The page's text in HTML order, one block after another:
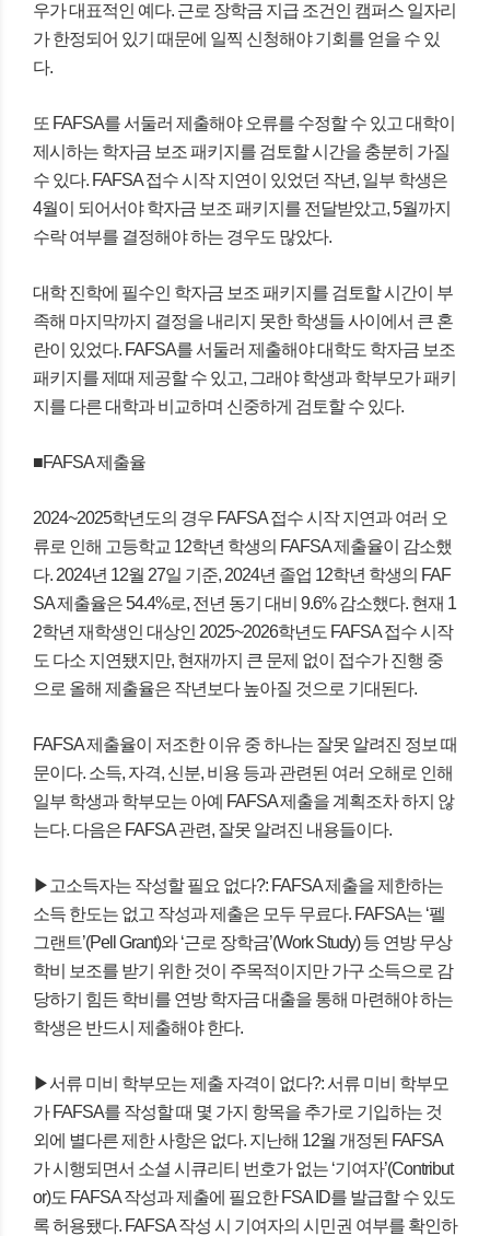
우가 대표적인 예다. 근로 장학금 지급 조건인 캠퍼스 일자리
가 한정되어 있기 때문에 일찍 신청해야 기회를 얻을 수 있
다.
또 FAFSA를 서둘러 제출해야 오류를 수정할 수 있고 대학이
제시하는 학자금 보조 패키지를 검토할 시간을 충분히 가질
수 있다. FAFSA 접수 시작 지연이 있었던 작년, 일부 학생은
4월이 되어서야 학자금 보조 패키지를 전달받았고, 5월까지
수락 여부를 결정해야 하는 경우도 많았다.
대학 진학에 필수인 학자금 보조 패키지를 검토할 시간이 부
족해 마지막까지 결정을 내리지 못한 학생들 사이에서 큰 혼
란이 있었다. FAFSA를 서둘러 제출해야 대학도 학자금 보조
패키지를 제때 제공할 수 있고, 그래야 학생과 학부모가 패키
지를 다른 대학과 비교하며 신중하게 검토할 수 있다.
■FAFSA 제출율
2024~2025학년도의 경우 FAFSA 접수 시작 지연과 여러 오
류로 인해 고등학교 12학년 학생의 FAFSA 제출율이 감소했
다. 2024년 12월 27일 기준, 2024년 졸업 12학년 학생의 FAF
SA 제출율은 54.4%로, 전년 동기 대비 9.6% 감소했다. 현재 1
2학년 재학생인 대상인 2025~2026학년도 FAFSA 접수 시작
도 다소 지연됐지만, 현재까지 큰 문제 없이 접수가 진행 중
으로 올해 제출율은 작년보다 높아질 것으로 기대된다.
FAFSA 제출율이 저조한 이유 중 하나는 잘못 알려진 정보 때
문이다. 소득, 자격, 신분, 비용 등과 관련된 여러 오해로 인해
일부 학생과 학부모는 아예 FAFSA 제출을 계획조차 하지 않
는다. 다음은 FAFSA 관련, 잘못 알려진 내용들이다.
▶고소득자는 작성할 필요 없다?: FAFSA 제출을 제한하는
소득 한도는 없고 작성과 제출은 모두 무료다. FAFSA는 ‘펠
그랜트’(Pell Grant)와 ‘근로 장학금’(Work Study) 등 연방 무상
학비 보조를 받기 위한 것이 주목적이지만 가구 소득으로 감
당하기 힘든 학비를 연방 학자금 대출을 통해 마련해야 하는
학생은 반드시 제출해야 한다.
▶서류 미비 학부모는 제출 자격이 없다?: 서류 미비 학부모
가 FAFSA를 작성할 때 몇 가지 항목을 추가로 기입하는 것
외에 별다른 제한 사항은 없다. 지난해 12월 개정된 FAFSA
가 시행되면서 소셜 시큐리티 번호가 없는 ‘기여자’(Contribut
or)도 FAFSA 작성과 제출에 필요한 FSA ID를 발급할 수 있도
록 허용됐다. FAFSA 작성 시 기여자의 시민권 여부를 확인하